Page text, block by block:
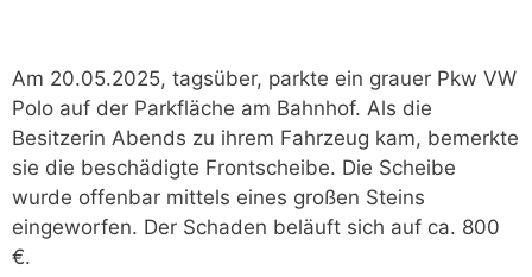
Am 20.05.2025, tagsüber, parkte ein grauer Pkw VW
Polo auf der Parkfläche am Bahnhof. Als die
Besitzerin Abends zu ihrem Fahrzeug kam, bemerkte
sie die beschädigte Frontscheibe. Die Scheibe
wurde offenbar mittels eines großen Steins
eingeworfen. Der Schaden beläuft sich auf ca. 800
€.